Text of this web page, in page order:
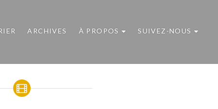
ARCHIVES À PROPOS SUIVEZ-NOUS